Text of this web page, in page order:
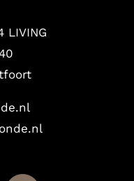
LIVING